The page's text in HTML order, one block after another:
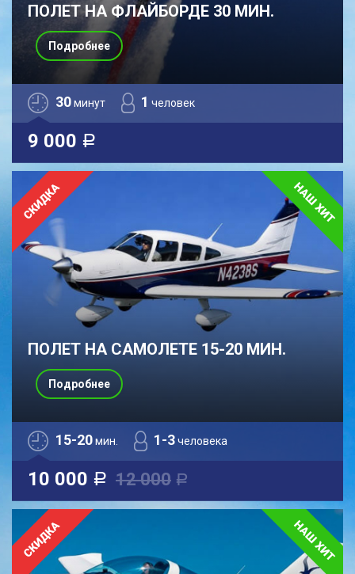
ПОЛЕТ НА ФЛАЙБОРДЕ 30 МИН.
30минут 1 человек
9 000 a
Подробнее
ПОЛЕТ НА САМОЛЕТЕ 15-20 МИН.
15-20мин. 1-3человека
10 000 a 12 000 a
Подробнее